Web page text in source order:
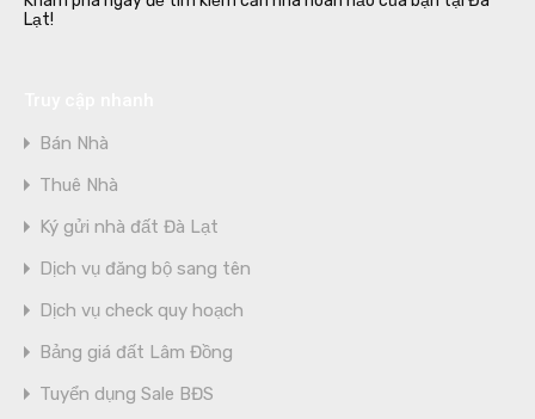
Lạt!
Bán Nhà
Thuê Nhà
Ký gửi nhà đất Đà Lạt
Dịch vụ đăng bộ sang tên
Dịch vụ check quy hoạch
Bảng giá đất Lâm Đồng
Tuyển dụng Sale BĐS